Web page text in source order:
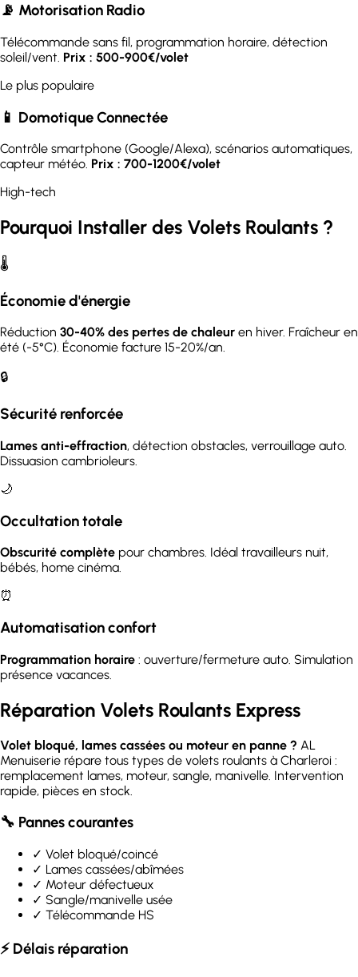
📡 Motorisation Radio
Télécommande sans fil, programmation horaire, détection
soleil/vent. Prix : 500-900€/volet
Le plus populaire
📱 Domotique Connectée
Contrôle smartphone (Google/Alexa), scénarios automatiques,
capteur météo. Prix : 700-1200€/volet
High-tech
Pourquoi Installer des Volets Roulants ?
🌡️
Économie d'énergie
Réduction 30-40% des pertes de chaleur en hiver. Fraîcheur en
été (-5°C). Économie facture 15-20%/an.
🔒
Sécurité renforcée
Lames anti-effraction, détection obstacles, verrouillage auto.
Dissuasion cambrioleurs.
🌙
Occultation totale
Obscurité complète pour chambres. Idéal travailleurs nuit,
bébés, home cinéma.
⏰
Automatisation confort
Programmation horaire : ouverture/fermeture auto. Simulation
présence vacances.
Réparation Volets Roulants Express
Volet bloqué, lames cassées ou moteur en panne ? AL
Menuiserie répare tous types de volets roulants à Charleroi :
remplacement lames, moteur, sangle, manivelle. Intervention
rapide, pièces en stock.
🔧 Pannes courantes
✓ Volet bloqué/coincé
✓ Lames cassées/abîmées
✓ Moteur défectueux
✓ Sangle/manivelle usée
✓ Télécommande HS
⚡ Délais réparation